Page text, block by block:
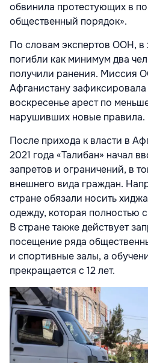
обвинила протестующих в
общественный порядок».
По словам экспертов ООН, в
погибли как минимум два
получили ранения. Миссия
Афганистану зафиксировала
воскресенье арест по
нарушивших новые правила.
После прихода к власти в
2021 года «Талибан» начал
запретов и ограничений, в
внешнего вида граждан.
стране обязали носить
одежду, которая полностью
В стране также действует
посещение ряда
и спортивные залы, а
прекращается с 12 лет.